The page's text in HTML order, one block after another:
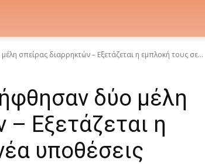
σπείρας διαρρηκτών – Εξετάζεται η εμπλοκή τους σε...
δύο μέλη
– Εξετάζεται η
υποθέσεις